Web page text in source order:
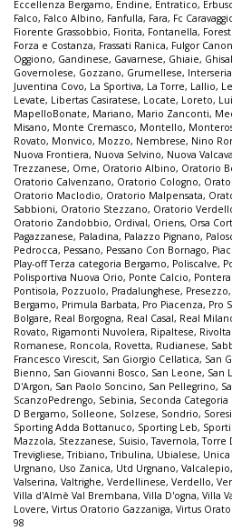
Eccellenza Bergamo, Endine, Entratico,
Falco, Falco Albino, Fanfulla, Fara, Fc
Fiorente Grassobbio, Fiorita, Fontanella,
Forza e Costanza, Frassati Ranica, Fulgor
Oggiono, Gandinese, Gavarnese, Ghiaie,
Governolese, Gozzano, Grumellese,
Juventina Covo, La Sportiva, La Torre, Lallio,
Levate, Libertas Casiratese, Locate, Loreto,
MapelloBonate, Mariano, Mario Zanconti,
Misano, Monte Cremasco, Montello,
Rovato, Monvico, Mozzo, Nembrese, Nino
Nuova Frontiera, Nuova Selvino, Nuova
Trezzanese, Ome, Oratorio Albino, Oratorio
Oratorio Calvenzano, Oratorio Cologno,
Oratorio Maclodio, Oratorio Malpensata,
Sabbioni, Oratorio Stezzano, Oratorio
Oratorio Zandobbio, Ordival, Oriens, Orsa
Pagazzanese, Paladina, Palazzo Pignano,
Pedrocca, Pessano, Pessano Con Bornago,
Play-off Terza categoria Bergamo, Poliscalve,
Polisportiva Nuova Orio, Ponte Calcio,
Pontisola, Pozzuolo, Pradalunghese, Presezzo,
Bergamo, Primula Barbata, Pro Piacenza, Pro
Bolgare, Real Borgogna, Real Casal, Real
Rovato, Rigamonti Nuvolera, Ripaltese,
Romanese, Roncola, Rovetta, Rudianese,
Francesco Virescit, San Giorgio Cellatica, San
Bienno, San Giovanni Bosco, San Leone, San
D'Argon, San Paolo Soncino, San Pellegrino,
ScanzoPedrengo, Sebinia, Seconda Categoria
D Bergamo, Solleone, Solzese, Sondrio,
Sporting Adda Bottanuco, Sporting Leb,
Mazzola, Stezzanese, Suisio,Tavernola,Torre
Trevigliese,Tribiano,Tribulina, Ubialese,
Urgnano, Uso Zanica, Utd Urgnano, Valcalepio,
Valserina, Valtrighe, Verdellinese, Verdello,
Villa d'Almè Val Brembana, Villa D'ogna, Villa
Lovere, Virtus Oratorio Gazzaniga, Virtus
98